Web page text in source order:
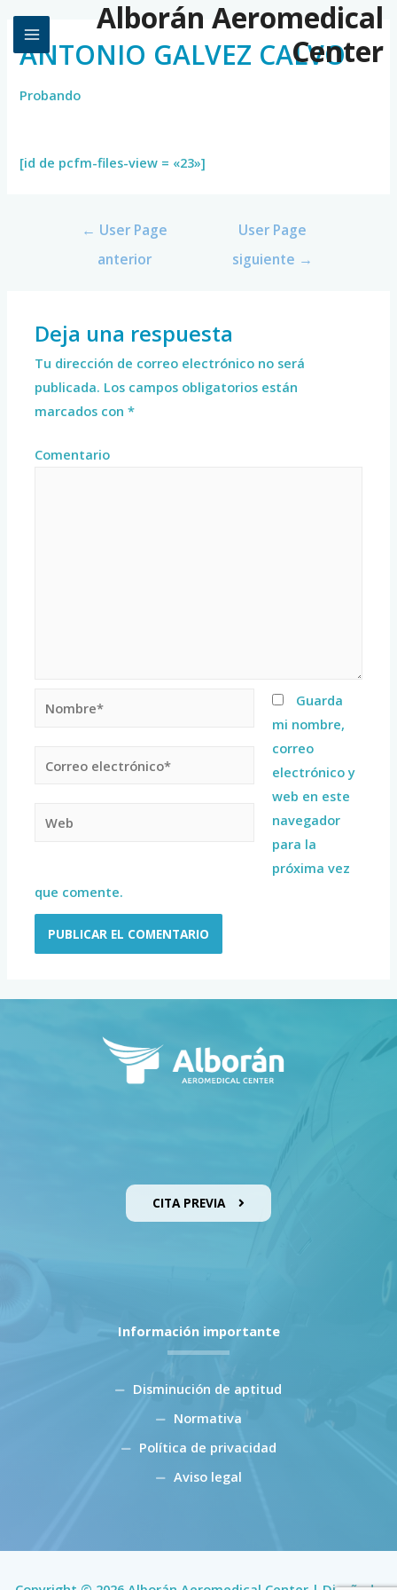
Alborán Aeromedical
Center
ANTONIO GALVEZ CALVO
Probando
[id de pcfm-files-view = «23»]
← User Page
anterior
User Page
siguiente →
Deja una respuesta
Tu dirección de correo electrónico no será
publicada. Los campos obligatorios están
marcados con*
Comentario
Guarda
mi nombre,
correo
electrónico y
web en este
navegador
para la
próxima vez
que comente.
CITA PREVIA
Información importante
Disminución de aptitud
Normativa
Política de privacidad
Aviso legal